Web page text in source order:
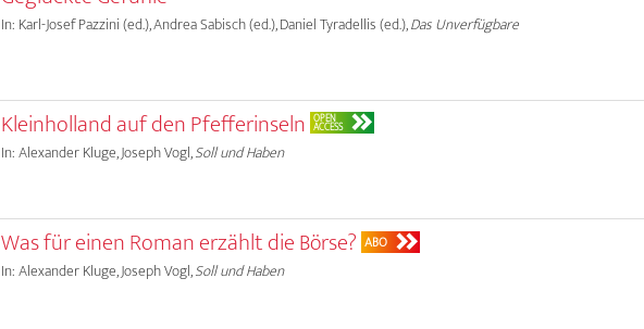
In: Karl-Josef Pazzini (ed.), Andrea Sabisch (ed.), Daniel Tyradellis (ed.),Das Unverfügbare
Kleinholland auf den Pfefferinseln OPEN
ACCESS
In: Alexander Kluge, Joseph Vogl,Soll und Haben
Was für einen Roman erzählt die Börse? ABO
In: Alexander Kluge, Joseph Vogl,Soll und Haben